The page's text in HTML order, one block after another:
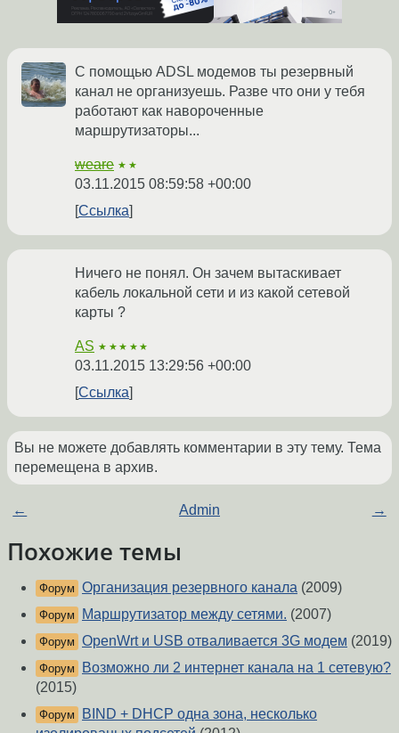
С помощью ADSL модемов ты резервный
канал не организуешь. Разве что они у тебя
работают как навороченные
маршрутизаторы...
weare ★★
03.11.2015 08:59:58 +00:00
Ссылка
Ничего не понял. Он зачем вытаскивает
кабель локальной сети и из какой сетевой
карты ?
AS ★★★★★
03.11.2015 13:29:56 +00:00
Ссылка
Вы не можете добавлять комментарии в эту тему. Тема
перемещена в архив.
← Admin →
Похожие темы
Форум Организация резервного канала (2009)
Форум Маршрутизатор между сетями. (2007)
Форум OpenWrt и USB отваливается 3G модем (2019)
Форум
Возможно ли 2 интернет канала на 1 сетевую?
(2015)
Форум
BIND + DHCP одна зона, несколько